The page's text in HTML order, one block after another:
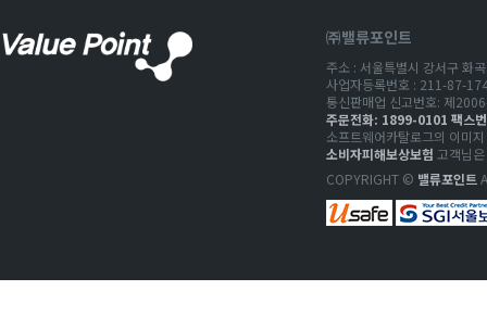
㈜밸류포인트
주소 : 서울특별시 강서구 화
사업자등록번호 : 211-87-
통신판매업 신고번호: 제
주문전화: 1899-0101 팩스
소프트웨어카탈로그의 이미
소비자피해보상보험 고객님
COPYRIGHT © 밸류포인트